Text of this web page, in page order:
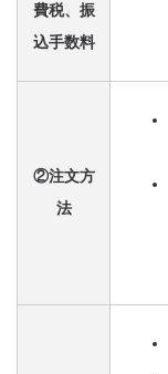
費税、振
込手数料
②注文方
法